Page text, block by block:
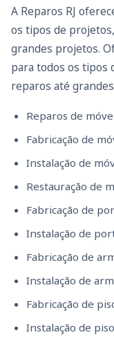
A Reparos RJ
os tipos de
grandes projetos.
para todos os tipos
reparos até
Reparos de
Fabricação de
Instalação de
Restauração de
Fabricação de
Instalação de
Fabricação de
Instalação de
Fabricação de
Instalação de